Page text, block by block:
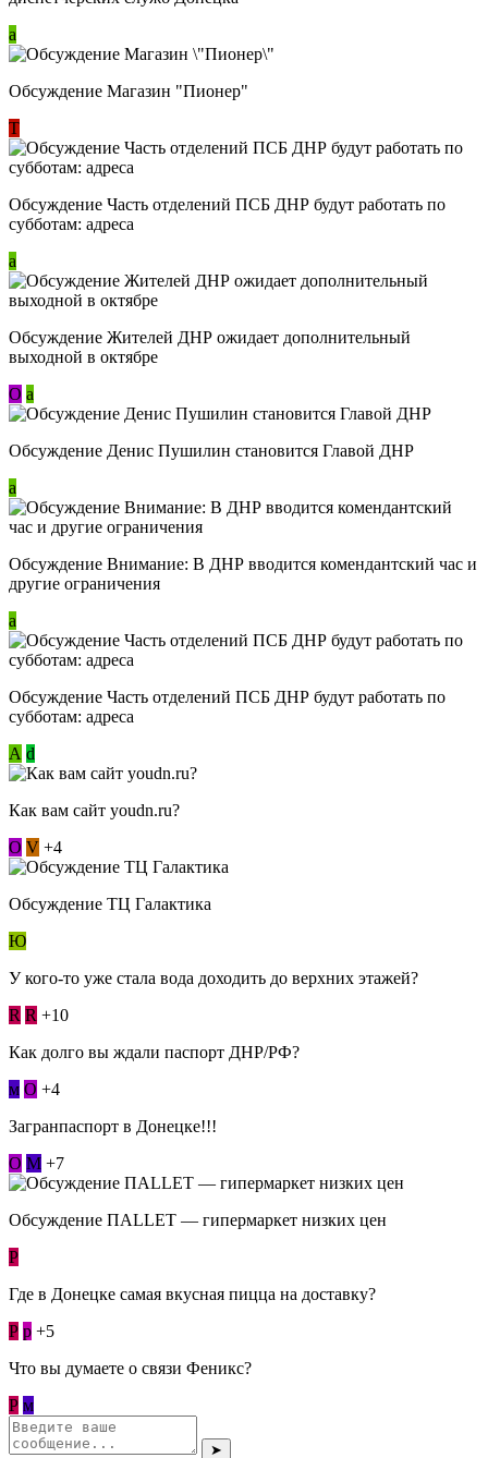
a
Обсуждение Магазин "Пионер"
Т
Обсуждение Часть отделений ПСБ ДНР будут работать по
субботам: адреса
a
Обсуждение Жителей ДНР ожидает дополнительный
выходной в октябре
О a
Обсуждение Денис Пушилин становится Главой ДНР
a
Обсуждение Внимание: В ДНР вводится комендантский час и
другие ограничения
a
Обсуждение Часть отделений ПСБ ДНР будут работать по
субботам: адреса
А d
Как вам сайт youdn.ru?
О V +4
Обсуждение ТЦ Галактика
Ю
У кого-то уже стала вода доходить до верхних этажей?
R R +10
Как долго вы ждали паспорт ДНР/РФ?
м О +4
Загранпаспорт в Донецке!!!
О М +7
Обсуждение ПАLLЕТ — гипермаркет низких цен
Р
Где в Донецке самая вкусная пицца на доставку?
Р p +5
Что вы думаете о связи Феникс?
Р м
➤